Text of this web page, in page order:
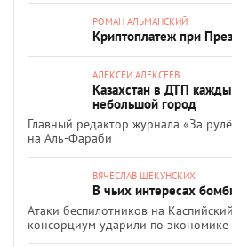
РОМАН АЛЬМАНСКИЙ
Криптоплатеж при
АЛЕКСЕЙ АЛЕКСЕЕВ
Казахстан в ДТП
небольшой город
Главный редактор журнала «За
на Аль-Фараби
ВЯЧЕСЛАВ ЩЕКУНСКИХ
В чьих интересах
Атаки беспилотников на
консорциум ударили по экономике